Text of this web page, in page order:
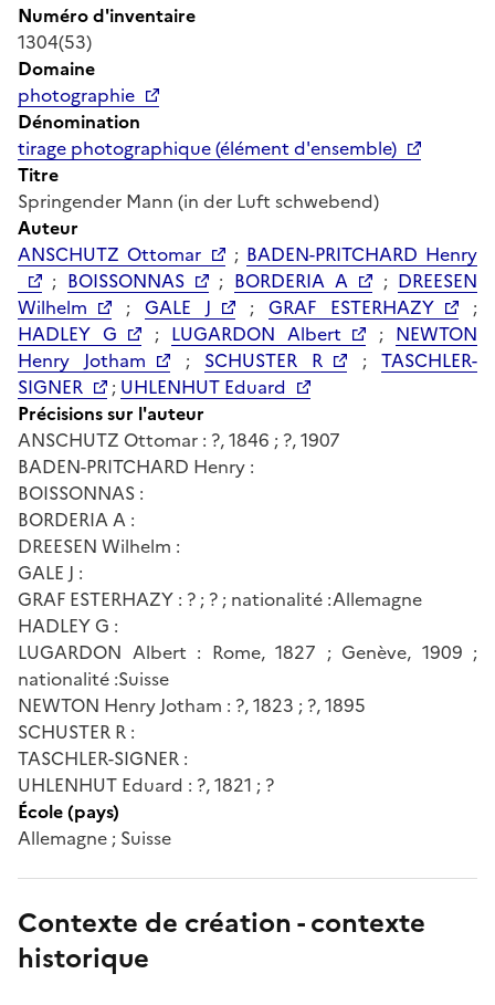
Numéro d'inventaire
1304(53)
Domaine
photographie
Dénomination
tirage photographique (élément d'ensemble)
Titre
Springender Mann (in der Luft schwebend)
Auteur
ANSCHUTZ Ottomar
; BADEN-PRITCHARD Henry
; BOISSONNAS ; BORDERIA A ; DREESEN
Wilhelm
; GALE J ; GRAF ESTERHAZY
;
HADLEY G
; LUGARDON Albert ; NEWTON
Henry Jotham
; SCHUSTER R ;TASCHLER-
SIGNER
; UHLENHUT Eduard
Précisions sur l'auteur
ANSCHUTZ Ottomar : ?, 1846 ; ?, 1907
BADEN-PRITCHARD Henry :
BOISSONNAS :
BORDERIA A :
DREESEN Wilhelm :
GALE J :
GRAF ESTERHAZY : ? ; ? ; nationalité :Allemagne
HADLEY G :
LUGARDON Albert : Rome, 1827 ; Genève, 1909 ;
nationalité :Suisse
NEWTON Henry Jotham : ?, 1823 ; ?, 1895
SCHUSTER R :
TASCHLER-SIGNER :
UHLENHUT Eduard : ?, 1821 ; ?
École (pays)
Allemagne ; Suisse
Contexte de création - contexte
historique